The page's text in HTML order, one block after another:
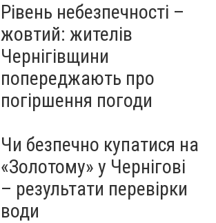
Рівень небезпечності –
жовтий: жителів
Чернігівщини
попереджають про
погіршення погоди
Чи безпечно купатися на
«Золотому» у Чернігові
– результати перевірки
води